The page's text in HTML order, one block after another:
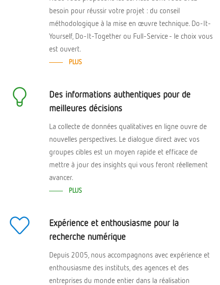
besoin pour réussir votre projet : du conseil
méthodologique à la mise en œuvre technique. Do-It-
Yourself, Do-It-Together ou Full-Service - le choix vous
est ouvert.
PLUS
Des informations authentiques pour de
meilleures décisions
La collecte de données qualitatives en ligne ouvre de
nouvelles perspectives. Le dialogue direct avec vos
groupes cibles est un moyen rapide et efficace de
mettre à jour des insights qui vous feront réellement
avancer.
PLUS
Expérience et enthousiasme pour la
recherche numérique
Depuis 2005, nous accompagnons avec expérience et
enthousiasme des instituts, des agences et des
entreprises du monde entier dans la réalisation